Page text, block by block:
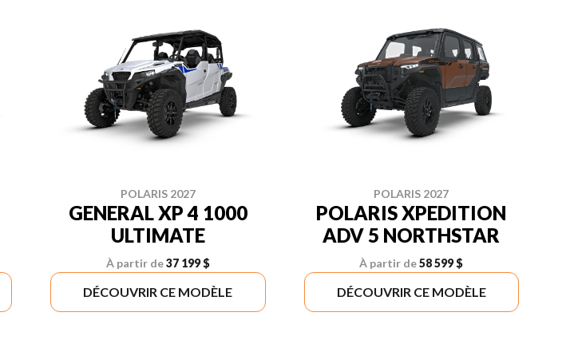
POLARIS 2027
GENERAL XP 4 1000
ULTIMATE
À partir de37 199 $
DÉCOUVRIR CE MODÈLE
POLARIS 2027
POLARIS XPEDITION
ADV 5 NORTHSTAR
À partir de58 599 $
DÉCOUVRIR CE MODÈLE